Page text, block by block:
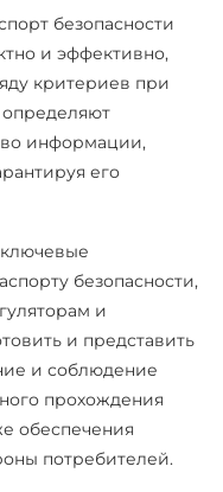
безопасности
и эффективно,
критериев при
информации,
его
безопасности,
и
и представить
и соблюдение
прохождения
обеспечения
потребителей.